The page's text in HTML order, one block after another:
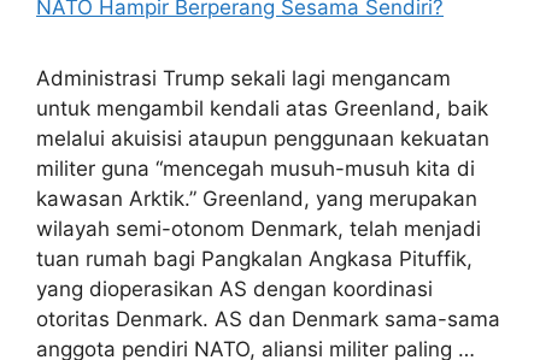
Administrasi Trump sekali lagi mengancam
untuk mengambil kendali atas Greenland, baik
melalui akuisisi ataupun penggunaan kekuatan
militer guna “mencegah musuh-musuh kita di
kawasan Arktik.” Greenland, yang merupakan
wilayah semi-otonom Denmark, telah menjadi
tuan rumah bagi Pangkalan Angkasa Pituffik,
yang dioperasikan AS dengan koordinasi
otoritas Denmark. AS dan Denmark sama-sama
anggota pendiri NATO, aliansi militer paling …